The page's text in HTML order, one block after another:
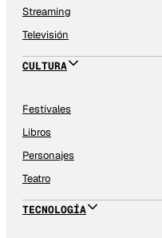
Streaming
Televisión
CULTURA
Festivales
Libros
Personajes
Teatro
TECNOLOGÍA